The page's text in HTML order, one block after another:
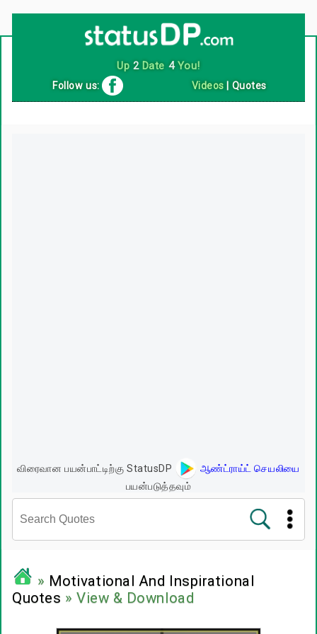
Up 2Date 4You!
Follow us: Videos Quotes
விரைவான பயன்பாட்டிற்கு StatusDP
ஆண்ட்ராய்ட் செயலியை
பயன்படுத்தவும்
பிரபலங்களின் பொன்மொழிகள்
» Motivational And Inspirational
Quotes » View & Download